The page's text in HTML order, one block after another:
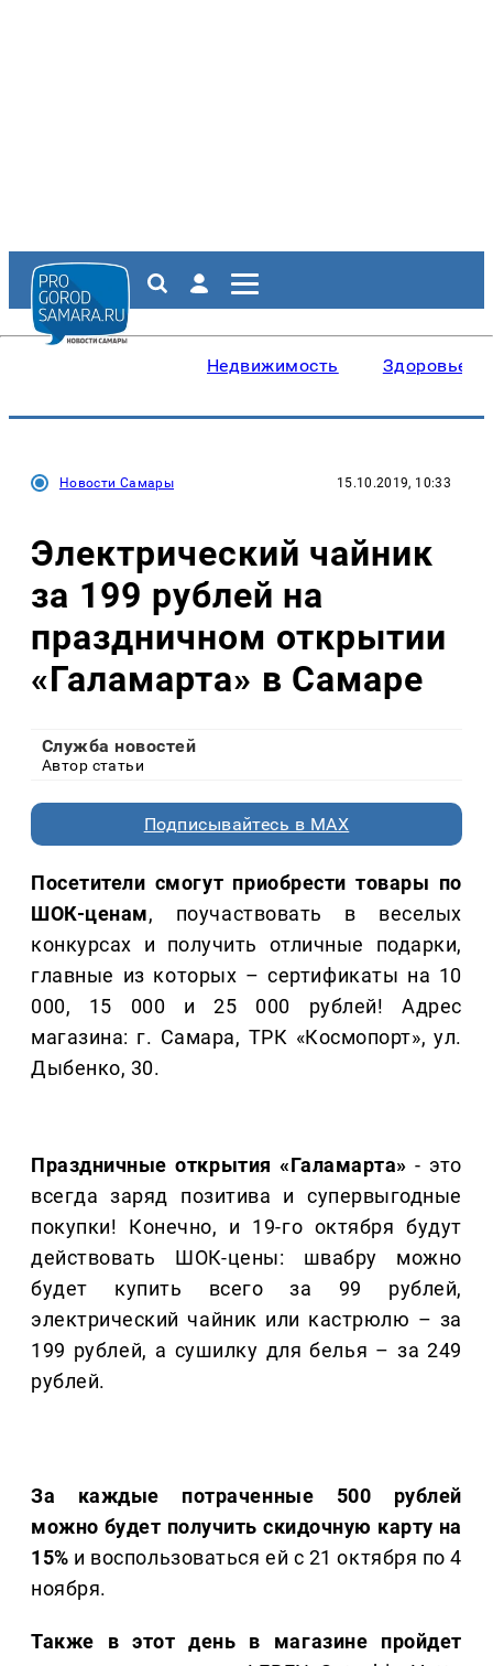
Недвижимость Здоровье
Новости Самары 15.10.2019, 10:33
Электрический чайник
за 199 рублей на
праздничном открытии
«Галамарта» в Самаре
Служба новостей
Автор статьи
Подписывайтесь в MAX
Посетители смогут приобрести товары по
ШОК-ценам, поучаствовать в веселых
конкурсах и получить отличные подарки,
главные из которых – сертификаты на 10
000, 15 000 и 25 000 рублей! Адрес
магазина: г. Самара, ТРК «Космопорт», ул.
Дыбенко, 30.
Праздничные открытия «Галамарта» - это
всегда заряд позитива и супервыгодные
покупки! Конечно, и 19-го октября будут
действовать ШОК-цены: швабру можно
будет купить всего за 99 рублей,
электрический чайник или кастрюлю – за
199 рублей, а сушилку для белья – за 249
рублей.
За каждые потраченные 500 рублей
можно будет получить скидочную карту на
15% и воспользоваться ей с 21 октября по 4
ноября.
Также в этот день в магазине пройдет